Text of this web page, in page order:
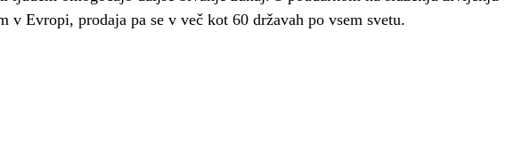
v Evropi, prodaja pa se v več kot 60 državah po vsem svetu.